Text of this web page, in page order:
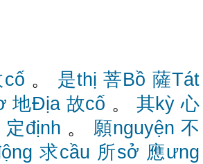
cố 。 是thị 菩Bồ 薩Tát
地Địa 故cố 。 其kỳ 心
定định 。 願nguyện 不
求cầu 所sở 應ưng